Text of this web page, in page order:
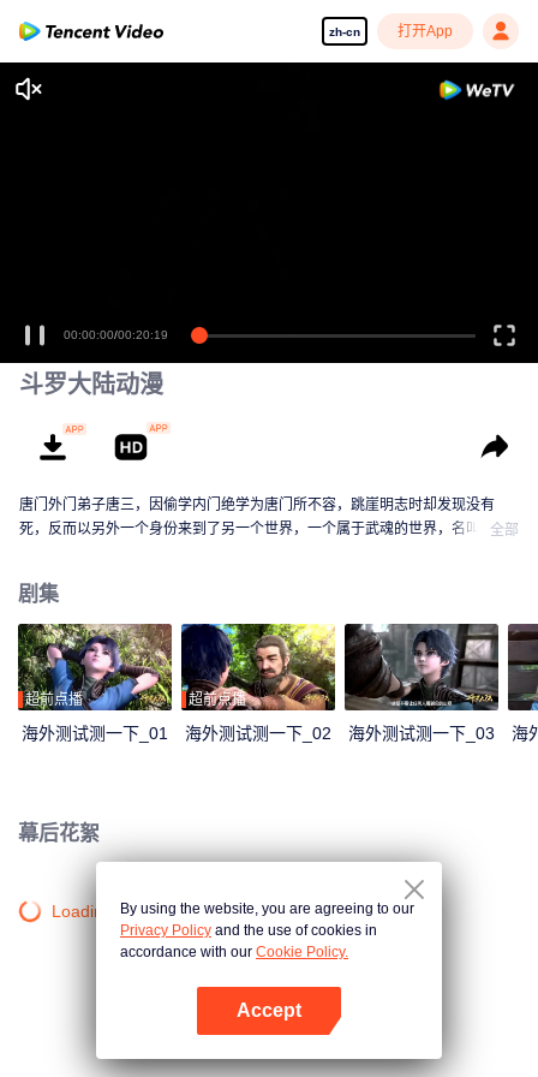
zh-cn 打开App
斗罗大陆动漫
唐门外门弟子唐三，因偷学内门绝学为唐门所不容，跳崖明志时却发现没有
死，反而以另外一个身份来到了另一个世界，一个属于武魂的世界，名叫斗罗
有器物，武魂可以辅助人们的日常生活。而其中一些特别出色的武魂却可以用
来修炼并进行战斗，这个职业，是斗罗大陆上最为强大也是最荣耀的职业“魂
师”。 小小的唐三在圣魂村开始了他的魂师修炼之路，并萌生了振兴唐门的梦
想。当唐门暗器来到斗罗大陆，当唐三武魂觉醒，他能否在这片武魂的世界再
铸唐门的辉煌？
全部
剧集
超前点播
海外测试测一下_01
超前点播
海外测试测一下_02 海外测试测一下_03 海
幕后花絮
Loading…By using the website, you are agreeing to our
Privacy Policy and the use of cookies in
accordance with our Cookie Policy.
Accept